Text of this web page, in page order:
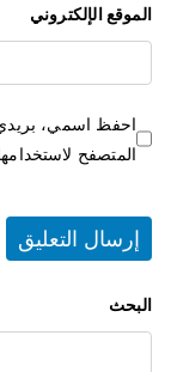
الموقع الإلكتروني
احفظ اسمي، بريدي
المتصفح
البحث